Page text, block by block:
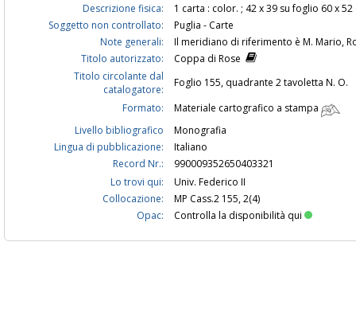
Descrizione fisica:
1 carta : color. ; 42 x 39 su foglio 60 x 52
Soggetto non controllato:
Puglia - Carte
Note generali:
Il meridiano di riferimento è M. Mario,
Titolo autorizzato:
Coppa di Rose
Titolo circolante dal
catalogatore:
Foglio 155, quadrante 2 tavoletta N. O.
Formato:
Materiale cartografico a stampa
Livello bibliografico
Monografia
Lingua di pubblicazione:
Italiano
Record Nr.:
990009352650403321
Lo trovi qui:
Univ. Federico II
Collocazione:
MP Cass.2 155, 2(4)
Opac:
Controlla la disponibilità qui